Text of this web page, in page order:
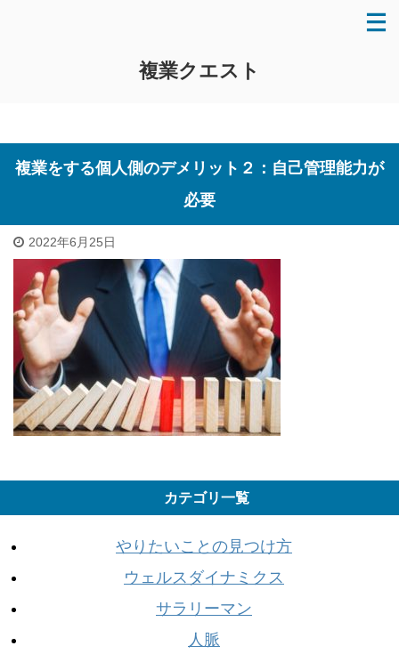
複業クエスト
複業をする個人側のデメリット２：自己管理能力が
必要
2022年6月25日
カテゴリ一覧
やりたいことの見つけ方
ウェルスダイナミクス
サラリーマン
人脈